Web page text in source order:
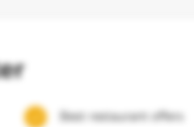
Best restaurant offers